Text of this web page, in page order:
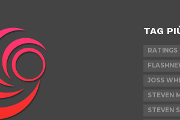
TAG
RATINGS
JOSS
STEVEN
STEVEN